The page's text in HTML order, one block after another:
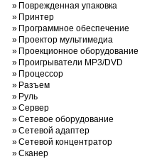
» Поврежденная упаковка
» Принтер
» Программное обеспечение
» Проектор мультимедиа
» Проекционное оборудование
» Проигрыватели MP3/DVD
» Процессор
» Разъем
» Руль
»Сервер
»Сетевое оборудование
»Сетевой адаптер
»Сетевой концентратор
»Сканер